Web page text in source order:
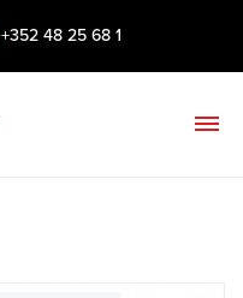
+352 48 25 68 1